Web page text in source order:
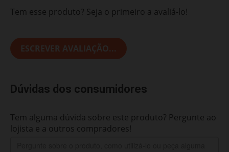
Tem esse produto? Seja o primeiro a avaliá-lo!
ESCREVER AVALIAÇÃO...
Dúvidas dos consumidores
Tem alguma dúvida sobre este produto? Pergunte ao
lojista e a outros compradores!